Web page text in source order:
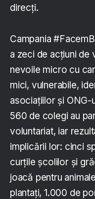
direcți.
Campania
a zeci de acțiuni de
nevoile micro cu
mici, vulnerabile,
asociațiilor și
560 de colegi au
voluntariat, iar
implicării lor: cinci
curțile școlilor și
joacă pentru
plantați, 1.000 de